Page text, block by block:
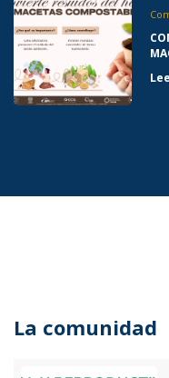
La comunidad